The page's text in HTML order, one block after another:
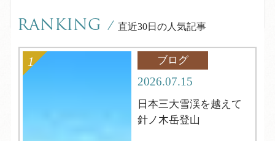
RANKING / 直近30日の人気記事
ブログ
2026.07.15
日本三大雪渓を越えて
針ノ木岳登山